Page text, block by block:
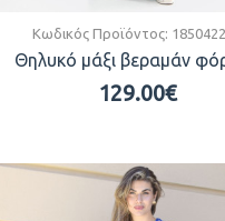
Κωδικός Προϊόντος:
Θηλυκό μάξι βεραμάν
129.00€